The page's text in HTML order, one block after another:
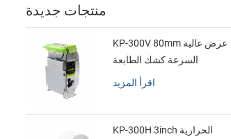
منتجات جديدة
KP-300V 80mm عرض عالية
السرعة كشك الطابعة
الحرارية
اقرأ المزيد
KP-300H 3inch الحرارية